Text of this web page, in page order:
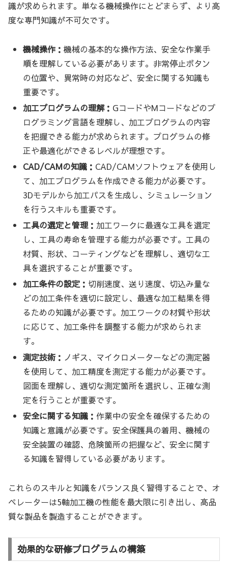
識が求められます。単なる機械操作にとどまらず、より高
度な専門知識が不可欠です。
機械操作：機械の基本的な操作方法、安全な作業手
順を理解している必要があります。非常停止ボタン
の位置や、異常時の対応など、安全に関する知識も
重要です。
加工プログラムの理解： GコードやMコードなどのプ
ログラミング言語を理解し、加工プログラムの内容
を把握できる能力が求められます。プログラムの修
正や最適化ができるレベルが理想です。
CAD/CAMの知識： CAD/CAMソフトウェアを使用し
て、加工プログラムを作成できる能力が必要です。
3Dモデルから加工パスを生成し、シミュレーション
を行うスキルも重要です。
工具の選定と管理： 加工ワークに最適な工具を選定
し、工具の寿命を管理する能力が必要です。工具の
材質、形状、コーティングなどを理解し、適切な工
具を選択することが重要です。
加工条件の設定： 切削速度、送り速度、切込み量な
どの加工条件を適切に設定し、最適な加工結果を得
るための知識が必要です。加工ワークの材質や形状
に応じて、加工条件を調整する能力が求められま
す。
測定技術： ノギス、マイクロメーターなどの測定器
を使用して、加工精度を測定する能力が必要です。
図面を理解し、適切な測定箇所を選択し、正確な測
定を行うことが重要です。
安全に関する知識：作業中の安全を確保するための
知識と意識が必要です。安全保護具の着用、機械の
安全装置の確認、危険箇所の把握など、安全に関す
る知識を習得している必要があります。
これらのスキルと知識をバランス良く習得することで、オ
ペレーターは5軸加工機の性能を最大限に引き出し、高品
質な製品を製造することができます。
効果的な研修プログラムの構築